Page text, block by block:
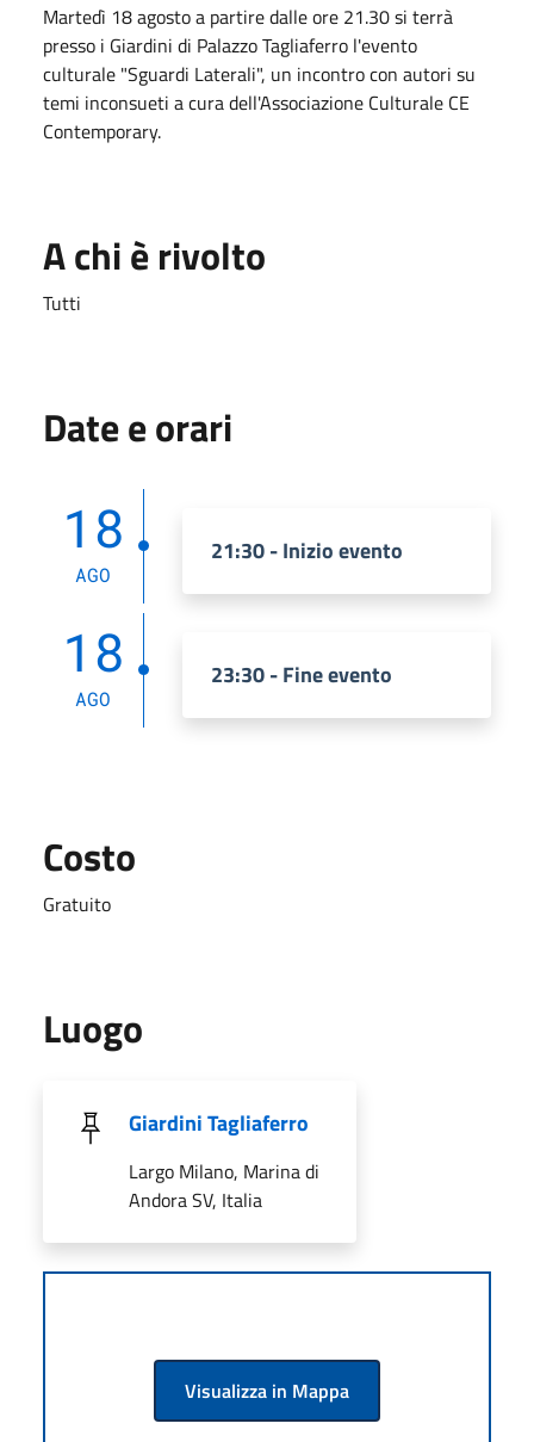
Martedì 18 agosto a partire dalle ore 21.30 si terrà
presso i Giardini di Palazzo Tagliaferro l'evento
culturale "Sguardi Laterali", un incontro con autori su
temi inconsueti a cura dell'Associazione Culturale CE
Contemporary.
A chi è rivolto
Tutti
Date e orari
18
AGO
21:30 - Inizio evento
18
AGO
23:30 - Fine evento
Costo
Gratuito
Luogo
Giardini Tagliaferro
Largo Milano, Marina di
Andora SV, Italia
Visualizza in Mappa